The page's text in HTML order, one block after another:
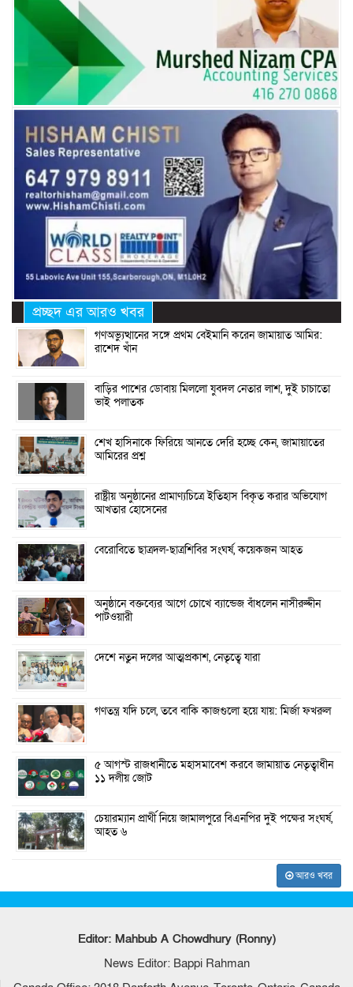
প্রচ্ছদ এর আরও খবর
গণঅভ্যুত্থানের সঙ্গে প্রথম বেইমানি করেন জামায়াত আমির:
রাশেদ খাঁন
বাড়ির পাশের ডোবায় মিললো যুবদল নেতার লাশ, দুই চাচাতো
ভাই পলাতক
শেখ হাসিনাকে ফিরিয়ে আনতে দেরি হচ্ছে কেন, জামায়াতের
আমিরের প্রশ্ন
রাষ্ট্রীয় অনুষ্ঠানের প্রামাণ্যচিত্রে ইতিহাস বিকৃত করার অভিযোগ
আখতার হোসেনের
বেরোবিতে ছাত্রদল-ছাত্রশিবির সংঘর্ষ, কয়েকজন আহত
অনুষ্ঠানে বক্তব্যের আগে চোখে ব্যান্ডেজ বাঁধলেন নাসীরুদ্দীন
পাটওয়ারী
দেশে নতুন দলের আত্মপ্রকাশ, নেতৃত্বে যারা
গণতন্ত্র যদি চলে, তবে বাকি কাজগুলো হয়ে যায়: মির্জা ফখরুল
৫ আগস্ট রাজধানীতে মহাসমাবেশ করবে জামায়াত নেতৃত্বাধীন
১১ দলীয় জোট
চেয়ারম্যান প্রার্থী নিয়ে জামালপুরে বিএনপির দুই পক্ষের সংঘর্ষ,
আহত ৬
আরও খবর
Editor: Mahbub A Chowdhury (Ronny)
News Editor: Bappi Rahman